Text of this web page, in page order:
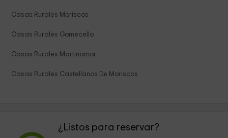
Casas Rurales Moriscos
Casas Rurales Gomecello
Casas Rurales Martinamor
Casas Rurales Castellanos De Moriscos
¿Listos para reservar?